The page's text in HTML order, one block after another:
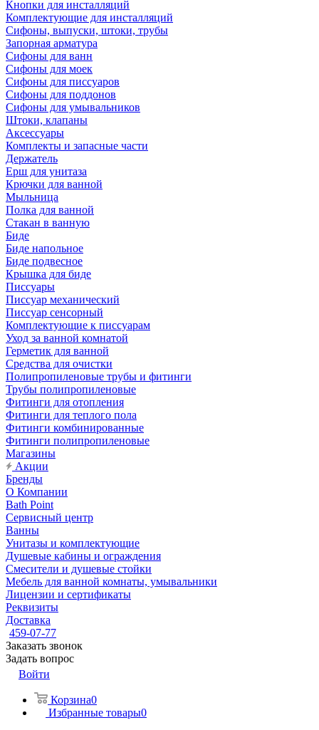
Кнопки для инсталляций
Комплектующие для инсталляций
Сифоны, выпуски, штоки, трубы
Запорная арматура
Сифоны для ванн
Сифоны для моек
Сифоны для писсуаров
Сифоны для поддонов
Сифоны для умывальников
Штоки, клапаны
Аксессуары
Комплекты и запасные части
Держатель
Ерш для унитаза
Крючки для ванной
Мыльница
Полка для ванной
Стакан в ванную
Биде
Биде напольное
Биде подвесное
Крышка для биде
Писсуары
Писсуар механический
Писсуар сенсорный
Комплектующие к писсуарам
Уход за ванной комнатой
Герметик для ванной
Средства для очистки
Полипропиленовые трубы и фитинги
Трубы полипропиленовые
Фитинги для отопления
Фитинги для теплого пола
Фитинги комбинированные
Фитинги полипропиленовые
Магазины
Акции
Бренды
О Компании
Bath Point
Сервисный центр
Ванны
Унитазы и комплектующие
Душевые кабины и ограждения
Смесители и душевые стойки
Мебель для ванной комнаты, умывальники
Лицензии и сертификаты
Реквизиты
Доставка
459-07-77
Заказать звонок
Задать вопрос
Войти
Корзина0
Избранные товары0